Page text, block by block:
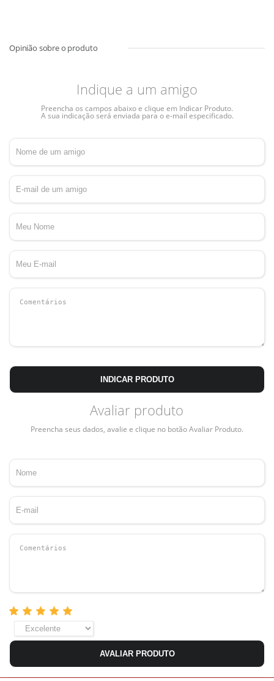
Indique a um amigo
Preencha os campos abaixo e clique em Indicar Produto.
A sua indicação será enviada para o e-mail especificado.
INDICAR PRODUTO
Avaliar produto
Preencha seus dados, avalie e clique no botão Avaliar Produto.
AVALIAR PRODUTO